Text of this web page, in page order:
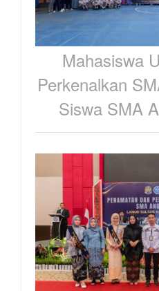
Mahasiswa
Perkenalkan
Siswa SMA